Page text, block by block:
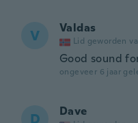
V Valdas
Lid geworden
Good sound
ongeveer 6 jaar
D Dave